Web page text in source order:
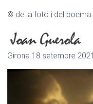
© de la foto i del
Girona 18 setembre 2021